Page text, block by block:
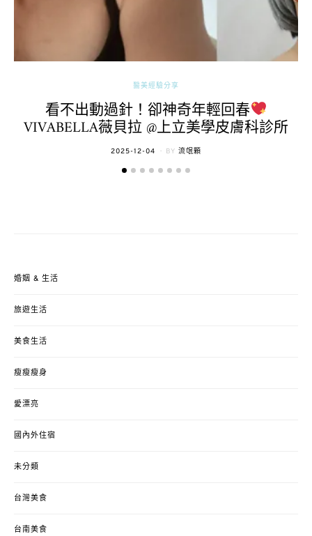
醫美經驗分享
看不出動過針！卻神奇年輕回春
VIVABELLA薇貝拉 @上立美學皮膚科診所
POSTED
2025-12-04 BY 流氓顆
婚姻 & 生活
旅遊生活
美食生活
瘦瘦瘦身
愛漂亮
國內外住宿
未分類
台灣美食
台南美食